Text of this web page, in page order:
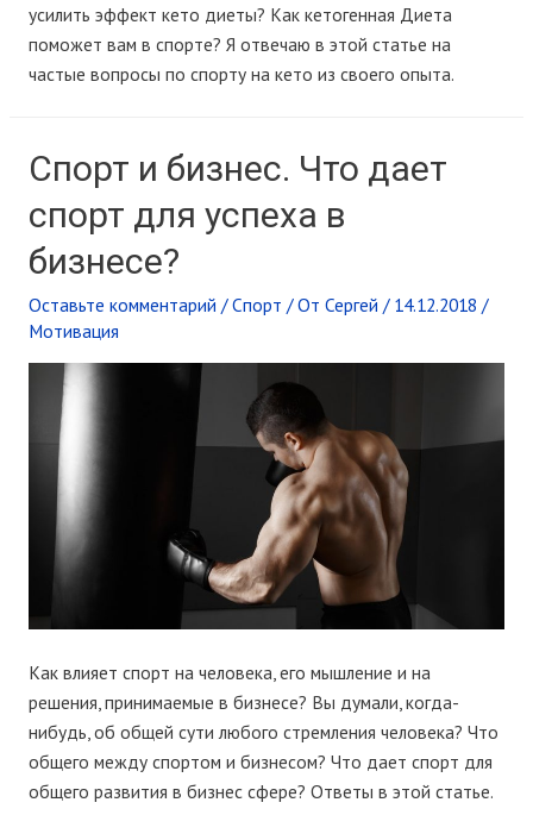
усилить эффект кето диеты? Как кетогенная Диета
поможет вам в спорте? Я отвечаю в этой статье на
частые вопросы по спорту на кето из своего опыта.
Спорт и бизнес. Что дает
спорт для успеха в
бизнесе?
Оставьте комментарий /Спорт / От Сергей / 14.12.2018 /
Мотивация
Как влияет спорт на человека, его мышление и на
решения, принимаемые в бизнесе? Вы думали, когда-
нибудь, об общей сути любого стремления человека? Что
общего между спортом и бизнесом? Что дает спорт для
общего развития в бизнес сфере? Ответы в этой статье.